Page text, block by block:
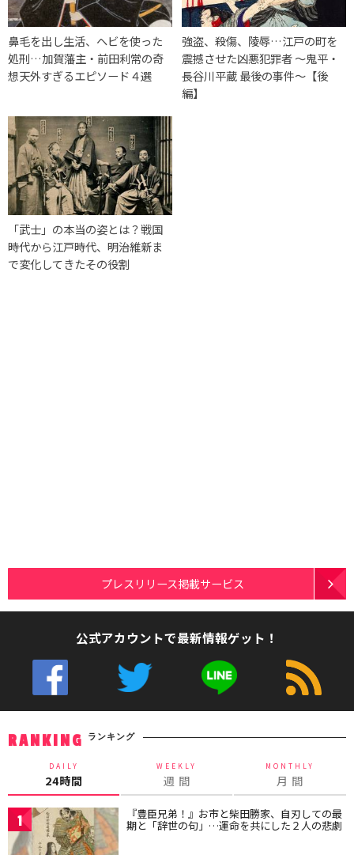
鼻毛を出し生活、ヘビを使った
処刑…加賀藩主・前田利常の奇
想天外すぎるエピソード４選
強盗、殺傷、陵辱…江戸の町を
震撼させた凶悪犯罪者 ～鬼平・
長谷川平蔵 最後の事件～【後
編】
「武士」の本当の姿とは？戦国
時代から江戸時代、明治維新ま
で変化してきたその役割
プレスリリース掲載サービス
公式アカウントで最新情報ゲット！
RANKING ランキング
DAILY
24時間
WEEKLY
週 間
MONTHLY
月 間
1 『豊臣兄弟！』お市と柴田勝家、自刃しての最
期と「辞世の句」…運命を共にした２人の悲劇